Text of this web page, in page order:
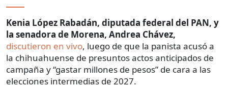
Kenia López Rabadán, diputada federal del PAN, y
la senadora de Morena, Andrea Chávez,
discutieron en vivo, luego de que la panista acusó a
la chihuahuense de presuntos actos anticipados de
campaña y “gastar millones de pesos” de cara a las
elecciones intermedias de 2027.